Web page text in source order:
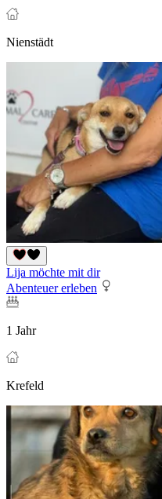
Nienstädt
Lija möchte mit dir
Abenteuer erleben
1 Jahr
Krefeld